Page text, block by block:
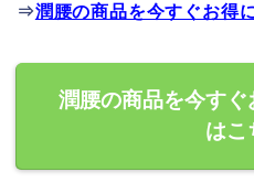
⇒潤腰の商品を今すぐお得
潤腰の商品を今す
はこ